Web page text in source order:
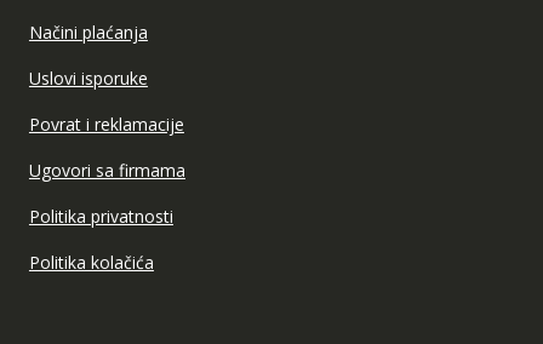
Načini plaćanja
Uslovi isporuke
Povrat i reklamacije
Ugovori sa firmama
Politika privatnosti
Politika kolačića